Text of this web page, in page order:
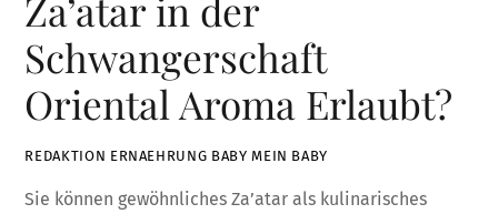
Za’atar in der
Schwangerschaft
Oriental Aroma Erlaubt?
REDAKTION ERNAEHRUNG BABY MEIN BABY
Sie können gewöhnliches Za’atar als kulinarisches